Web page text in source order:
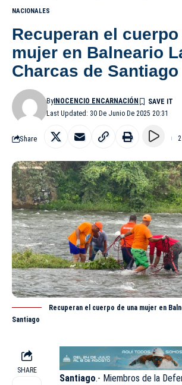
NACIONALES
Recuperan el
mujer en Balneario
Charcas de Santiago
Last Updated: 30 De Junio De 2025 20:31
ByINOCENCIO ENCARNACIÓN
Share
Recuperan el cuerpo de una mujer en
Santiago
SHARE
Santiago.- Miembros de la